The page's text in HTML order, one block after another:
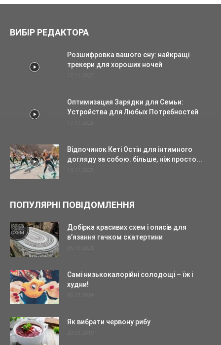
ВИБІР РЕДАКТОРА
Розшифровка вашого сну: найкращі
трекери для хороших ночей
Оптимизация Зарядки для Семьи:
Устройства для Любых Потребностей
Відпочинок Кеті Остін для інтимного
догляду за собою: більше, ніж просто...
ПОПУЛЯРНІ ПОВІДОМЛЕННЯ
Добірка красивих схем і описів для
в’язання гачком скатертини
Самі низькокалорійні солодощі – їж і
худни!
Як вибрати червону рибу